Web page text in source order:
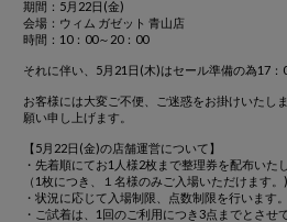
期間：5月22日(金)
会場：ウィム ガゼット 青山店
時間：10：00～20：00
それに伴い、5月21日(木)はセール準備の為17：
お客様には大変ご不便、ご迷惑をお掛けいたし
願い申し上げます。
【5月22日(金)の店舗運営について】
・先着順にてお1人様2枚まで整理券を配布いた
（1枚につき、１名様のみご入場いただけます。)
・状況に応じて入場制限、点数制限を行います。
・ご試着は、1回のご利用につき3点までとさせ